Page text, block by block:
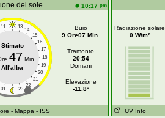
del sole 10:17 pm
11 13 14
15
16
17
18
19
20
21
22
01 23
Stimato
47 Min.
All'alba
Buio
9 Ore07 Min.
Tramonto
20:54
Domani
Elevazione
-11.8°
- Mappa - ISS
Radiazione solare
0 W/m²
UV Info